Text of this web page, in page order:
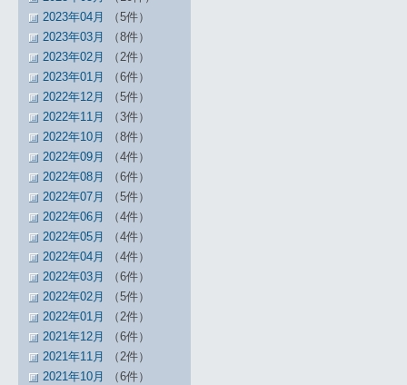
2023年04月
（5件）
2023年03月
（8件）
2023年02月
（2件）
2023年01月
（6件）
2022年12月
（5件）
2022年11月
（3件）
2022年10月
（8件）
2022年09月
（4件）
2022年08月
（6件）
2022年07月
（5件）
2022年06月
（4件）
2022年05月
（4件）
2022年04月
（4件）
2022年03月
（6件）
2022年02月
（5件）
2022年01月
（2件）
2021年12月
（6件）
2021年11月
（2件）
2021年10月
（6件）